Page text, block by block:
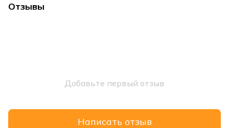
Отзывы
Добавьте первый отзыв
Написать отзыв